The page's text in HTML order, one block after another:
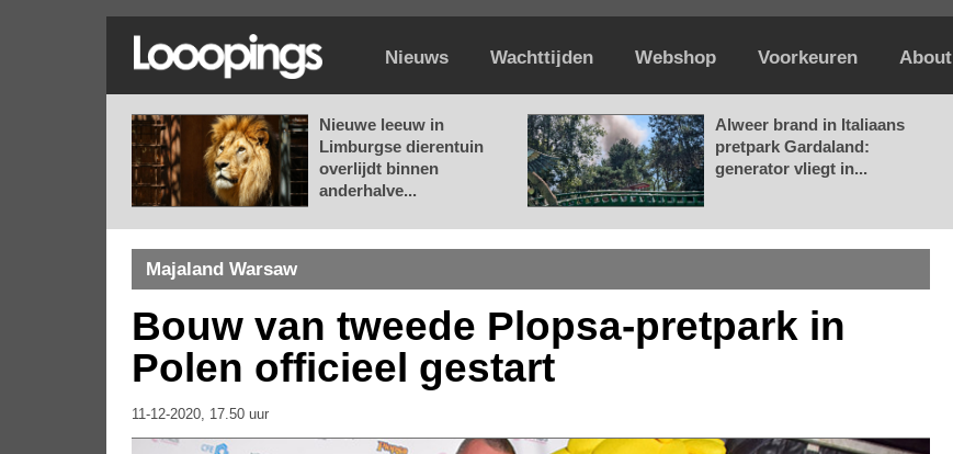
Nieuws Wachttijden Webshop Voorkeuren About
Nieuwe leeuw in
Limburgse dierentuin
overlijdt binnen
anderhalve...
Alweer brand in Italiaans
pretpark Gardaland:
generator vliegt in...
Majaland Warsaw
Bouw van tweede Plopsa-pretpark in
Polen officieel gestart
11-12-2020, 17.50 uur